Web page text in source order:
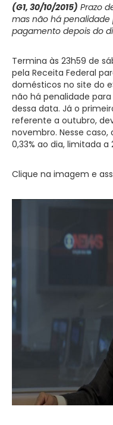
(G1, 30/10/2015) Prazo
mas não há penalidade
pagamento depois do
Termina às 23h59 de
pela Receita Federal
domésticos no site do
não há penalidade
dessa data. Já o
referente a outubro,
novembro. Nesse
0,33% ao dia, limitada a
Clique na imagem e